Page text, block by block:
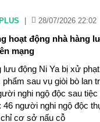
28/07/2026 22:02
hoạt động nhà hàng
mạng
lưu động Ni Ya bị xử
sau vụ giòi bò lan
nghi ngộ độc sau
46 người nghi ngộ độc
cơ sở nấu cỗ